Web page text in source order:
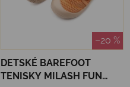
–20 %
DETSKÉ BAREFOOT
TENISKY MILASH FUN